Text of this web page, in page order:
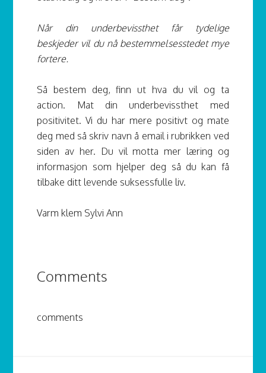
Når din underbevissthet får tydelige
beskjeder vil du nå bestemmelsesstedet mye
fortere.
Så bestem deg, finn ut hva du vil og ta
action. Mat din underbevissthet med
positivitet. Vi du har mere positivt og mate
deg med så skriv navn å email i rubrikken ved
siden av her. Du vil motta mer læring og
informasjon som hjelper deg så du kan få
tilbake ditt levende suksessfulle liv.
Varm klem Sylvi Ann
Comments
comments